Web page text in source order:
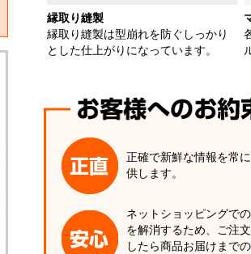
縁取り縫製
縁取り縫製は型崩れを防ぐしっかり
とした仕上がりになっています。
正確で新鮮な情報を常
供します。
ネットショッピングで
を解消するため、ご注
したら商品お届けまで